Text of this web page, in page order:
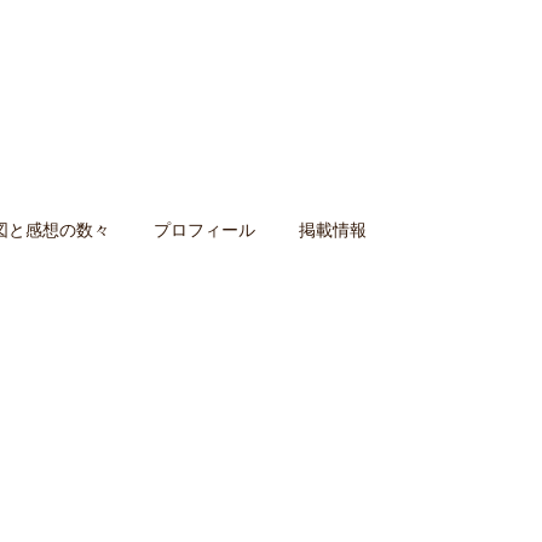
と感想の数々 プロフィール 掲載情報